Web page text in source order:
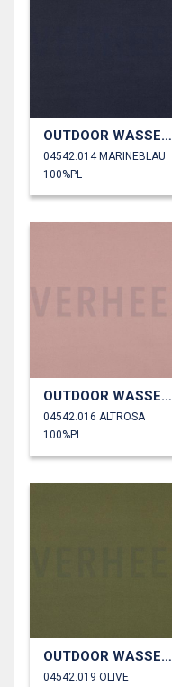
OUTDOOR WASSERDICHT
04542.014 MARINEBLAU
100%PL
OUTDOOR WASSERDICHT
04542.016 ALTROSA
100%PL
OUTDOOR WASSERDICHT
04542.019 OLIVE